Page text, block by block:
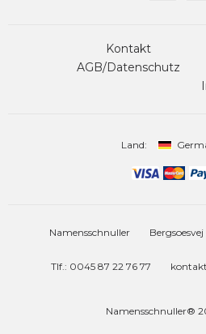
Kontakt
AGB/Datenschutz
Land:
Namensschnuller
Tlf.: 0045 87 22 76 77
Namensschnuller®